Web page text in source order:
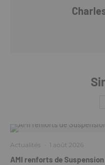
Actualités · 1 août 2026
AMI renforts de Suspension